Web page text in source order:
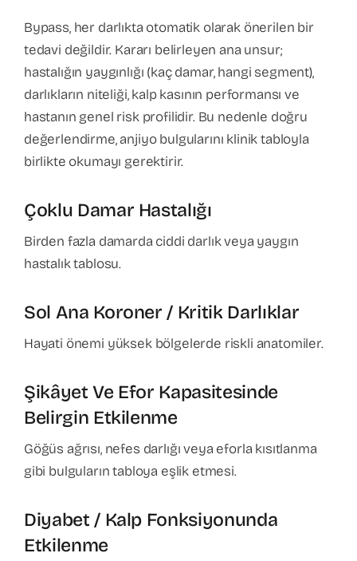
Bypass, her darlıkta otomatik olarak önerilen bir
tedavi değildir. Kararı belirleyen ana unsur;
hastalığın yaygınlığı (kaç damar, hangi segment),
darlıkların niteliği, kalp kasının performansı ve
hastanın genel risk profilidir. Bu nedenle doğru
değerlendirme, anjiyo bulgularını klinik tabloyla
birlikte okumayı gerektirir.
Çoklu Damar Hastalığı
Birden fazla damarda ciddi darlık veya yaygın
hastalık tablosu.
Sol Ana Koroner / Kritik Darlıklar
Hayati önemi yüksek bölgelerde riskli anatomiler.
Şikâyet Ve Efor Kapasitesinde
Belirgin Etkilenme
Göğüs ağrısı, nefes darlığı veya eforla kısıtlanma
gibi bulguların tabloya eşlik etmesi.
Diyabet / Kalp Fonksiyonunda
Etkilenme